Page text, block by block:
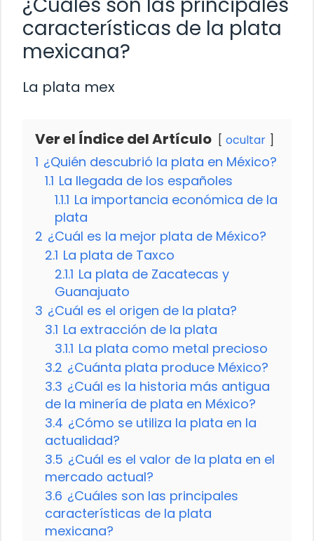
características de la plata
mexicana?
La plata mex
Ver el Índice del Artículo ocultar
1 ¿Quién descubrió la plata en México?
1.1 La llegada de los españoles
1.1.1 La importancia económica de la
plata
2 ¿Cuál es la mejor plata de México?
2.1 La plata de Taxco
2.1.1 La plata de Zacatecas y
Guanajuato
3 ¿Cuál es el origen de la plata?
3.1 La extracción de la plata
3.1.1 La plata como metal precioso
3.2 ¿Cuánta plata produce México?
3.3 ¿Cuál es la historia más antigua
de la minería de plata en México?
3.4 ¿Cómo se utiliza la plata en la
actualidad?
3.5 ¿Cuál es el valor de la plata en el
mercado actual?
3.6 ¿Cuáles son las principales
características de la plata
mexicana?